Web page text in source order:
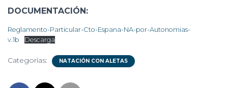
DOCUMENTACIÓN:
Reglamento-Particular-Cto-Espana-NA-por-Autonomias-
v.1b
Descarga
Categorías: NATACIÓN CON ALETAS